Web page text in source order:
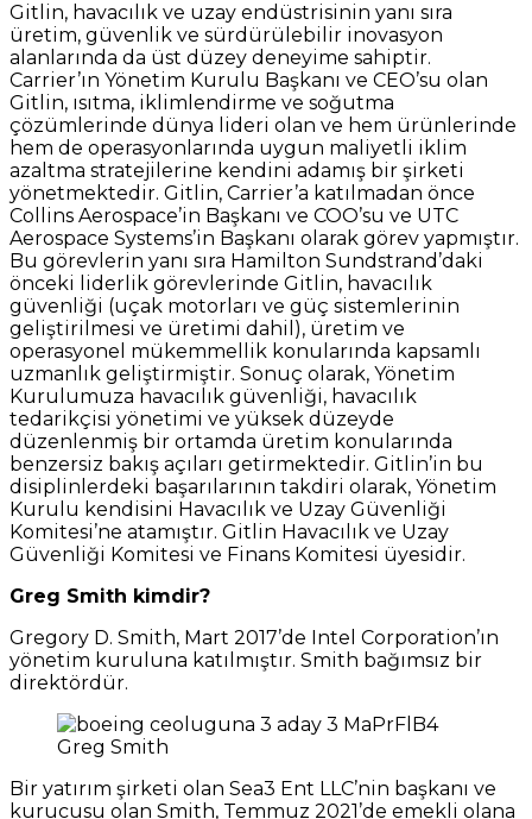
Gitlin, havacılık ve uzay endüstrisinin yanı sıra
üretim, güvenlik ve sürdürülebilir inovasyon
alanlarında da üst düzey deneyime sahiptir.
Carrier’ın Yönetim Kurulu Başkanı ve CEO’su olan
Gitlin, ısıtma, iklimlendirme ve soğutma
çözümlerinde dünya lideri olan ve hem ürünlerinde
hem de operasyonlarında uygun maliyetli iklim
azaltma stratejilerine kendini adamış bir şirketi
yönetmektedir. Gitlin, Carrier’a katılmadan önce
Collins Aerospace’in Başkanı ve COO’su ve UTC
Aerospace Systems’in Başkanı olarak görev yapmıştır.
Bu görevlerin yanı sıra Hamilton Sundstrand’daki
önceki liderlik görevlerinde Gitlin, havacılık
güvenliği (uçak motorları ve güç sistemlerinin
geliştirilmesi ve üretimi dahil), üretim ve
operasyonel mükemmellik konularında kapsamlı
uzmanlık geliştirmiştir. Sonuç olarak, Yönetim
Kurulumuza havacılık güvenliği, havacılık
tedarikçisi yönetimi ve yüksek düzeyde
düzenlenmiş bir ortamda üretim konularında
benzersiz bakış açıları getirmektedir. Gitlin’in bu
disiplinlerdeki başarılarının takdiri olarak, Yönetim
Kurulu kendisini Havacılık ve Uzay Güvenliği
Komitesi’ne atamıştır. Gitlin Havacılık ve Uzay
Güvenliği Komitesi ve Finans Komitesi üyesidir.
Greg Smith kimdir?
Gregory D. Smith, Mart 2017’de Intel Corporation’ın
yönetim kuruluna katılmıştır. Smith bağımsız bir
direktördür.
Greg Smith
Bir yatırım şirketi olan Sea3 Ent LLC’nin başkanı ve
kurucusu olan Smith, Temmuz 2021’de emekli olana